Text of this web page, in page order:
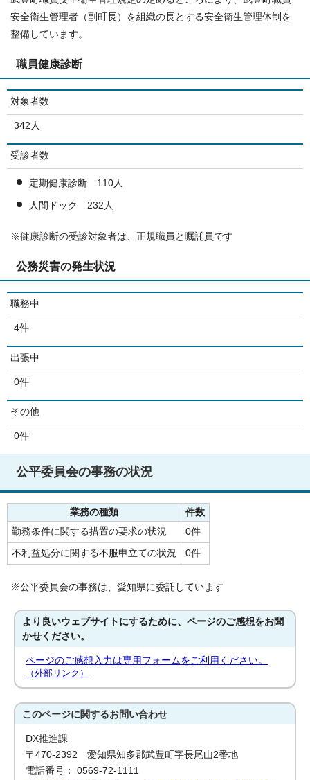
安全衛生管理者（副町長）を組織の長とする安全衛生管理体制を
整備しています。
職員健康診断
対象者数
342人
受診者数
定期健康診断 110人
人間ドック 232人
※健康診断の受診対象者は、正規職員と嘱託員です
公務災害の発生状況
職務中
4件
出張中
0件
その他
0件
公平委員会の事務の状況
業務の種類
件数
勤務条件に関する措置の要求の状況
0件
不利益処分に関する不服申立ての状況 0件
※公平委員会の事務は、愛知県に委託しています
より良いウェブサイトにするために、ページのご感想をお聞
かせください。
ページのご感想入力は専用フォームをご利用ください。
（外部リンク）
このページに関するお問い合わせ
DX推進課
〒470-2392 愛知県知多郡武豊町字長尾山2番地
電話番号： 0569-72-1111